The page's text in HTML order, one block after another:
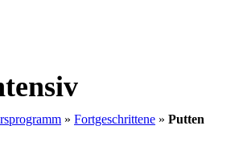
» Fortgeschrittene » Putten